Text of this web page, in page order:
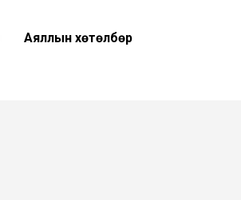
Аяллын хөтөлбөр